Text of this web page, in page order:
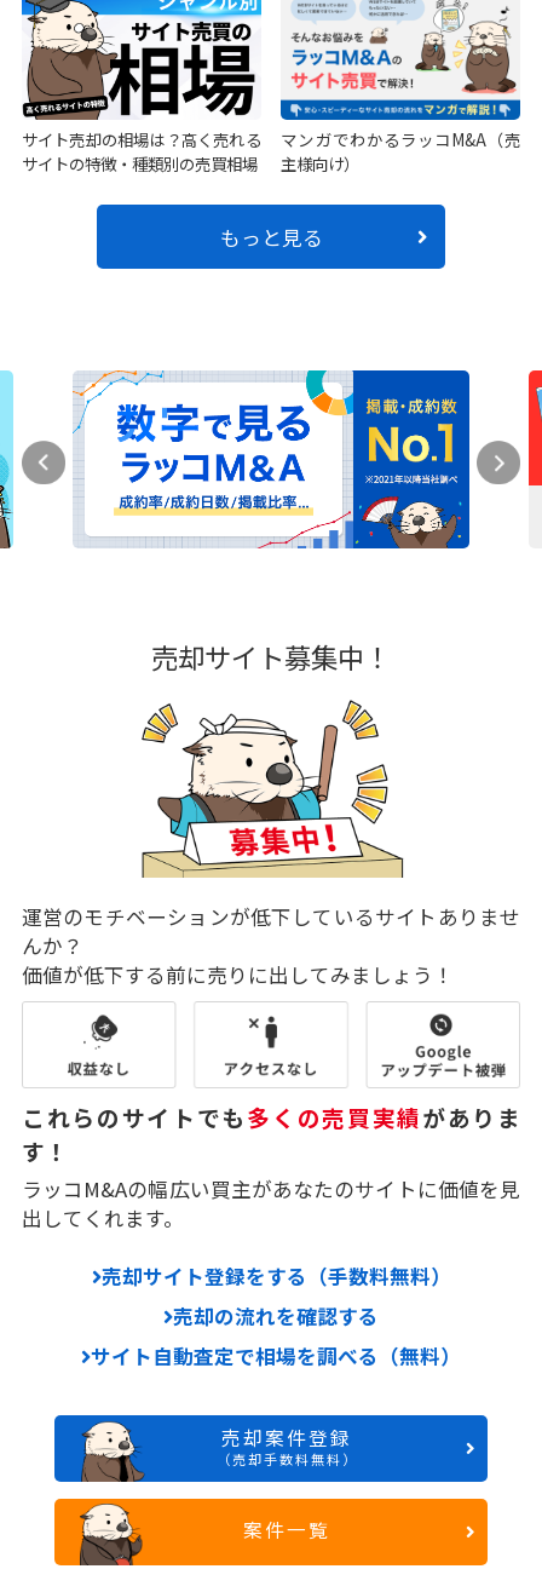
サイト売却の相場は？高く売れる
サイトの特徴・種類別の売買相場
マンガでわかるラッコM&A（売
主様向け）
もっと見る
売却サイト募集中！
運営のモチベーションが低下しているサイトありませ
んか？
価値が低下する前に売りに出してみましょう！
これらのサイトでも多くの売買実績がありま
す！
ラッコM&Aの幅広い買主があなたのサイトに価値を見
出してくれます。
売却サイト登録をする（手数料無料）
売却の流れを確認する
サイト自動査定で相場を調べる（無料）
売却案件登録
（売却手数料無料）
案件一覧